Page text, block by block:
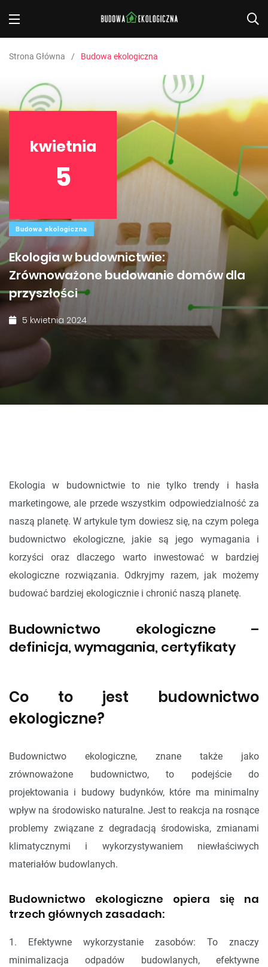
Strona Główna Budowa ekologiczna
kwietnia
5
Budowa ekologiczna
Ekologia w budownictwie:
Zrównoważone budowanie domów dla
przyszłości
5 kwietnia 2024
Ekologia w budownictwie to nie tylko trendy i hasła
marketingowe, ale przede wszystkim odpowiedzialność za
naszą planetę. W artykule tym dowiesz się, na czym polega
budownictwo ekologiczne, jakie są jego wymagania i
korzyści oraz dlaczego warto inwestować w bardziej
ekologiczne rozwiązania. Odkryjmy razem, jak możemy
budować bardziej ekologicznie i chronić naszą planetę.
Budownictwo ekologiczne –
definicja, wymagania, certyfikaty
Co to jest budownictwo
ekologiczne?
Budownictwo ekologiczne, znane także jako
zrównoważone budownictwo, to podejście do
projektowania i budowy budynków, które ma minimalny
wpływ na środowisko naturalne. Jest to reakcja na rosnące
problemy związane z degradacją środowiska, zmianami
klimatycznymi i wykorzystywaniem niewłaściwych
materiałów budowlanych.
Budownictwo ekologiczne opiera się na
trzech głównych zasadach:
1. Efektywne wykorzystanie zasobów: To znaczy
minimalizacja odpadów budowlanych, efektywne